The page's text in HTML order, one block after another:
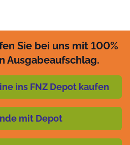
Sie bei uns mit 100%
Ausgabeaufschlag.
ins FNZ Depot kaufen
mit Depot